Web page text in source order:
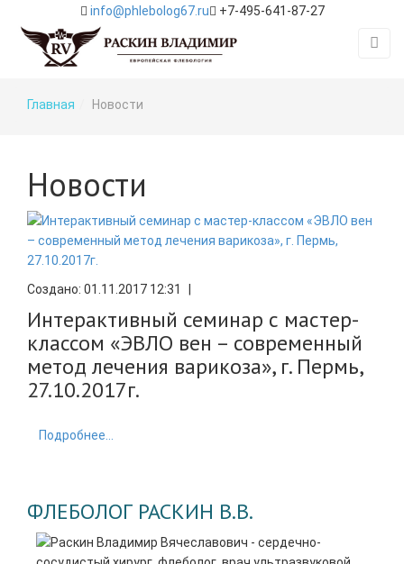
info@phlebolog67.ru +7-495-641-87-27
Главная Новости
Новости
Создано: 01.11.2017 12:31
Интерактивный семинар с мастер-
классом «ЭВЛО вен – современный
метод лечения варикоза», г. Пермь,
27.10.2017г.
Подробнее...
ФЛЕБОЛОГ РАСКИН В.В.